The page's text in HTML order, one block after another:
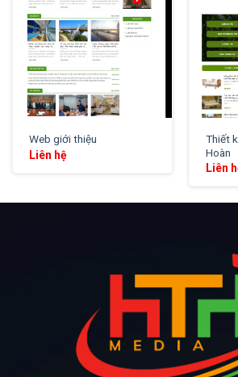
Web giới thiệu
Liên hệ
Thiết
Hoàn
Liên